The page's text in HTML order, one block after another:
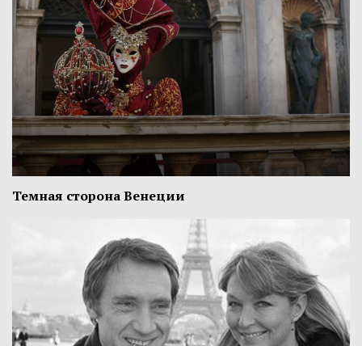
Темная сторона Венеции